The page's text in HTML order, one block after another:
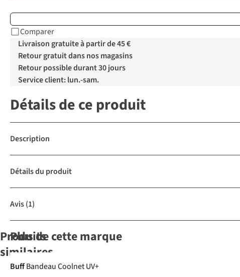
Comparer
Livraison gratuite à partir de 45 €
Retour gratuit dans nos magasins
Retour possible durant 30 jours
Service client: lun.-sam.
Détails de ce produit
Description
Détails du produit
Avis(1)
Produits
similaires
Plus de cette marque
BuffBandeau Coolnet UV+